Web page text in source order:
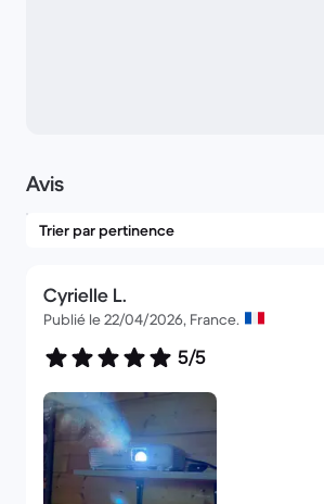
Avis
Cyrielle L.
Publié le 22/04/2026, France.
5/5